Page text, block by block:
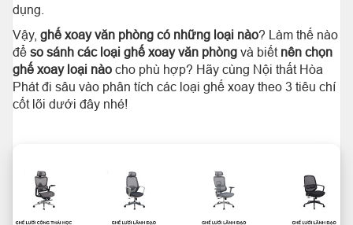
dụng.
Vậy, ghế xoay văn phòng có những loại nào? Làm thế nào
để so sánh các loại ghế xoay văn phòng và biết nên chọn
ghế xoay loại nào cho phù hợp? Hãy cùng Nội thất Hòa
Phát đi sâu vào phân tích các loại ghế xoay theo 3 tiêu chí
cốt lõi dưới đây nhé!